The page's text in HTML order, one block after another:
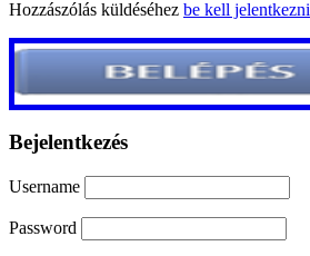
Hozzászólás küldéséhez be kell jelentkezni
Bejelentkezés
Username
Password